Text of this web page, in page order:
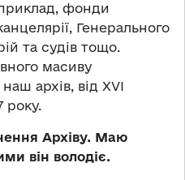
фонди
Генерального
та судів тощо.
масиву
архів, від XVI
року.
Архіву. Маю
він володіє.